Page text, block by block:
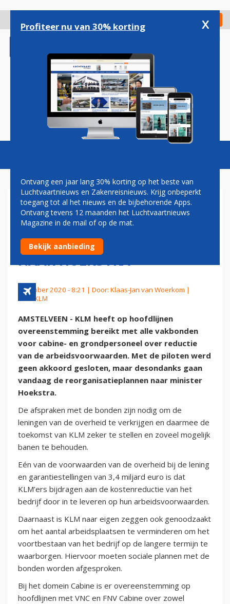
gaan
Check in
Magazine Podcasts Vacatures
KLM: GEEN DEAL MET
PILOTEN,
REORGANISATIEPLAN WEL
NAAR HOEKSTRA
1 oktober 2020 - 8:21 | Door: Klaas-Jan van Woerkom |
Foto: KLM
AMSTELVEEN - KLM heeft op hoofdlijnen
overeenstemming bereikt met alle vakbonden
voor cabine- en grondpersoneel over reductie
van de arbeidsvoorwaarden. Met de piloten werd
geen akkoord gesloten, maar desondanks gaan
vandaag de reorganisatieplannen naar minister
Hoekstra.
De afspraken met de bonden zijn nodig om de
leningen van de overheid te verkrijgen en daarmee de
toekomst van KLM zeker te stellen en zoveel mogelijk
banen te behouden.
Eén van de voorwaarden van de overheid bij de lening
en garantiestellingen van 3,4 miljard euro is dat
KLM’ers bijdragen aan de kostenreductie van het
bedrijf door in te leveren op hun arbeidsvoorwaarden.
Daarnaast is KLM naar eigen zeggen ook genoodzaakt
om het aantal arbeidsplaatsen te verminderen om het
voortbestaan van het bedrijf op de langere termijn te
waarborgen. Hiervoor moeten sociale plannen met de
bonden worden afgesproken.
Bij het domein Cabine is er overeenstemming op
hoofdlijnen met VNC en FNV Cabine over zowel
Profiteer nu van 30% korting x
Ontvang een jaar lang 30% korting op het beste van
Luchtvaartnieuws en Zakenreisnieuws. Krijg onbeperkt
toegang tot al het nieuws en de bijbehorende Apps.
Ontvang tevens 12 maanden het Luchtvaartnieuws
Magazine in de mail of op de mat.
Bekijk aanbieding